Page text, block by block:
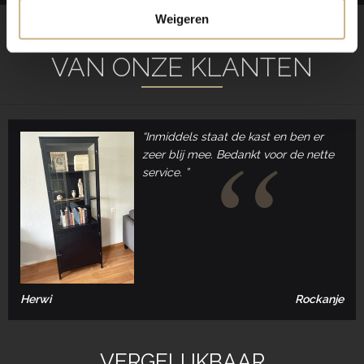
Weigeren
VAN ONZE KLANTEN
“Inmiddels staat de kast en ben er
zeer blij mee. Bedankt voor de nette
service. ”
Herwi Rockanje